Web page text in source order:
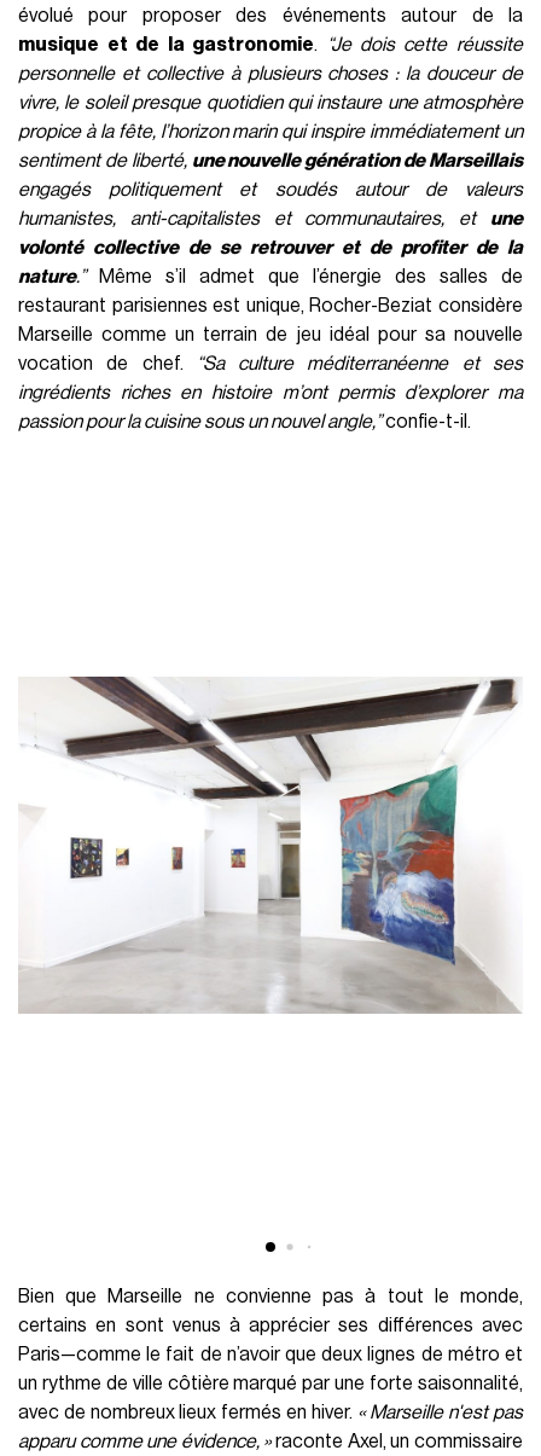
évolué pour proposer des événements autour de la
musique et de la gastronomie.
“Je dois cette réussite
personnelle et collective à plusieurs choses : la douceur de
vivre, le soleil presque quotidien qui instaure une atmosphère
propice à la fête, l’horizon marin qui inspire immédiatement un
sentiment de liberté, une nouvelle génération de Marseillais
engagés politiquement et soudés autour de valeurs
humanistes, anti-capitalistes et communautaires, et une
volonté collective de se retrouver et de profiter de la
nature.”Même s’il admet que l’énergie des salles de
restaurant parisiennes est unique, Rocher-Beziat considère
Marseille comme un terrain de jeu idéal pour sa nouvelle
vocation de chef.
“Sa culture méditerranéenne et ses
ingrédients riches en histoire m’ont permis d’explorer ma
passion pour la cuisine sous un nouvel angle,”confie-t-il.
Bien que Marseille ne convienne pas à tout le monde,
certains en sont venus à apprécier ses différences avec
Paris—comme le fait de n’avoir que deux lignes de métro et
un rythme de ville côtière marqué par une forte saisonnalité,
avec de nombreux lieux fermés en hiver. « Marseille n'est pas
apparu comme une évidence, »raconte Axel, un commissaire